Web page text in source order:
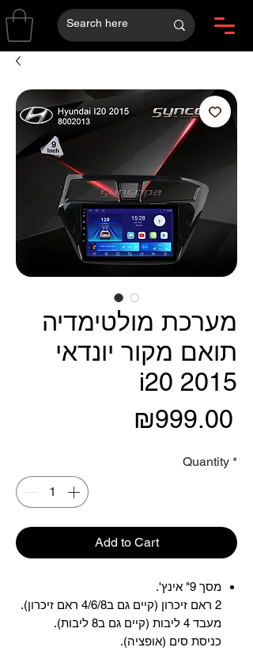
מערכת מולטימדיה
תואם מקור יונדאי
i20 2015
₪999.00
Quantity *
Add to Cart
מסך 9" אינץ'.
2 ראם זיכרון (קיים גם ב4/6/8 ראם זיכרון).
מעבד 4 ליבות (קיים גם ב8 ליבות).
כניסת סים (אופציה).